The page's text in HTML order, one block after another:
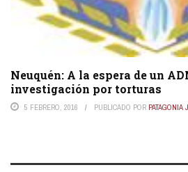
Neuquén: A la espera de un
investigación por torturas
5 FEBRERO, 2016 PUBLICADO POR PATAGONIA